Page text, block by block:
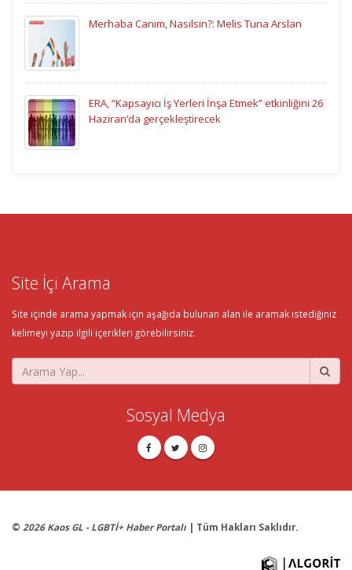
Merhaba Canım, Nasılsın?: Melis Tuna Arslan
ERA, “Kapsayıcı İş Yerleri İnşa Etmek” etkinliğini 26
Haziran’da gerçekleştirecek
Site İçi Arama
Site içinde arama yapmak için aşağıda bulunan alan ile aramak istediğiniz
kelimeyi yazıp ilgili içerikleri görebilirsiniz.
Sosyal Medya
© 2026 Kaos GL - LGBTİ+ Haber Portalı | Tüm Hakları Saklıdır.